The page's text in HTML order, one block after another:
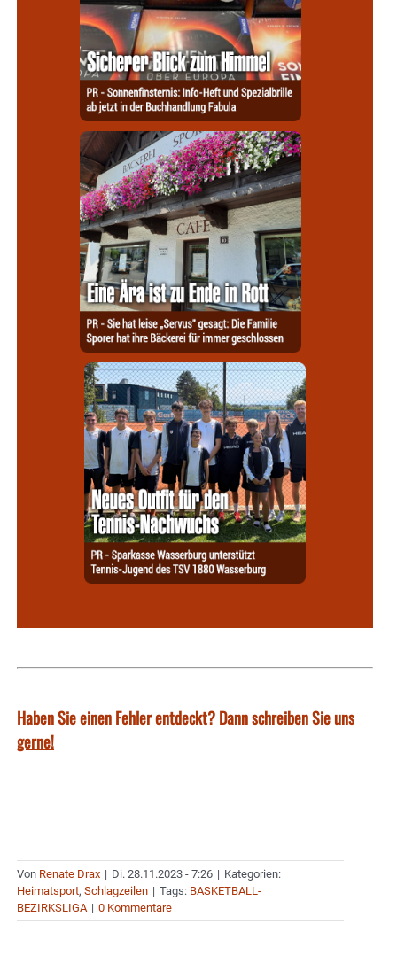
Haben Sie einen Fehler entdeckt? Dann schreiben Sie uns
gerne!
Von Renate Drax | Di. 28.11.2023 - 7:26 | Kategorien:
Heimatsport, Schlagzeilen | Tags: BASKETBALL-
BEZIRKSLIGA | 0 Kommentare